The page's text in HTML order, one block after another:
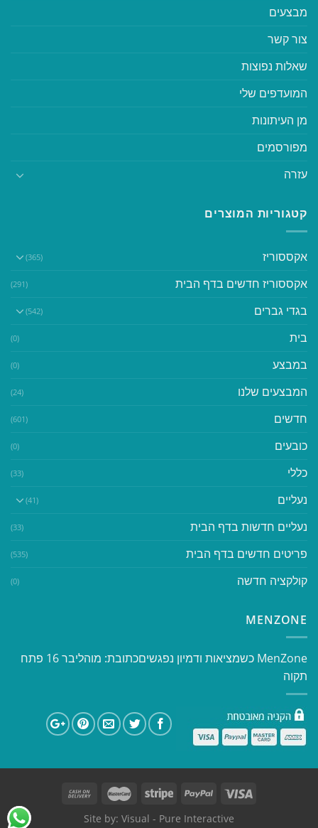
מבצעים
צור קשר
שאלות נפוצות
המועדפים שלי
מן העיתונות
מפורסמים
עזרה
קטגוריות המוצרים
אקססוריז (365)
אקססוריז חדשים בדף הבית (291)
בגדי גברים (542)
בית (0)
במבצע (0)
המבצעים שלנו (24)
חדשים (601)
כובעים (0)
כללי (33)
נעליים (41)
נעליים חדשות בדף הבית (33)
פריטים חדשים בדף הבית (535)
קולקציה חדשה (0)
MENZONE
​​MenZone כשמציאות ודמיון נפגשים​ כתובת: מוהליבר 16 פתח
תקוה
Site by: Visual - Pure Interactive